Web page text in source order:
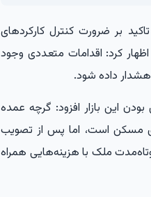
بر ضرورت کنترل کارکردهای
کرد: اقدامات متعددی وجود
هشدار داده شود.
این بازار افزود: گرچه عمده
مسکن است، اما پس از تصویب
ملک با هزینه‌هایی همراه